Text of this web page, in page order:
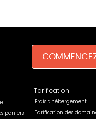
paniers
Tarification
Frais d'hébergement
Tarification des